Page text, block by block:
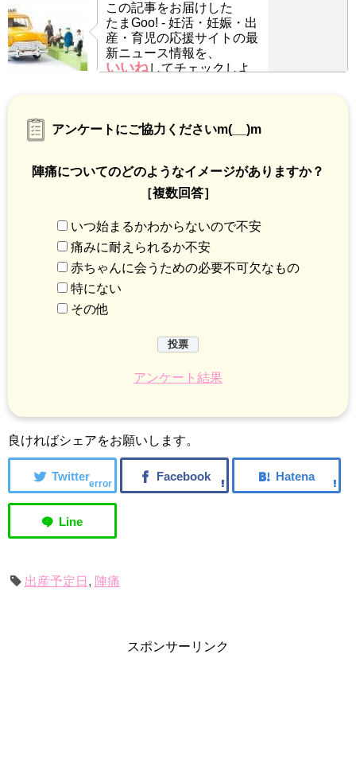
この記事をお届けした
たまGoo! - 妊活・妊娠・出
産・育児の応援サイトの最
新ニュース情報を、
いいねしてチェックしよ
アンケートにご協力くださいm(__)m
陣痛についてのどのようなイメージがありますか？
［複数回答］
いつ始まるかわからないので不安
痛みに耐えられるか不安
赤ちゃんに会うための必要不可欠なもの
特にない
その他
アンケート結果
良ければシェアをお願いします。
error
出産予定日 , 陣痛
スポンサーリンク